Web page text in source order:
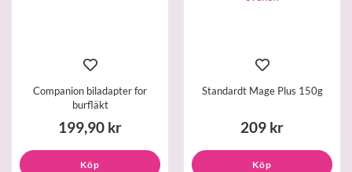
Companion biladapter for
burfläkt
199,90 kr
Köp
Standardt Mage Plus 150g
209 kr
Köp